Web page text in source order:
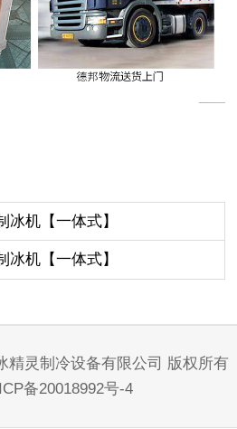
冰机【一体式】
冰机【一体式】
精灵制冷设备有限公司 版权所有
备20018992号-4